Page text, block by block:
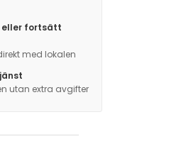
eller fortsätt
med lokalen
utan extra avgifter